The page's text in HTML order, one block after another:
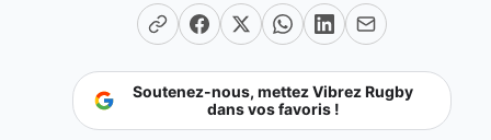
Soutenez-nous, mettez Vibrez Rugby
dans vos favoris !